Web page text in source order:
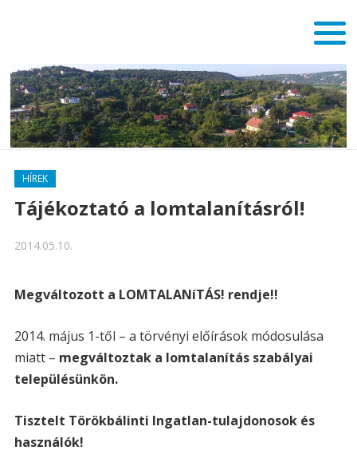
HÍREK
Tájékoztató a lomtalanításról!
2014.05.10.
Megváltozott a LOMTALANíTÁS! rendje!!
2014. május 1-től – a törvényi előírások módosulása
miatt – megváltoztak a lomtalanítás szabályai
településünkön.
Tisztelt Törökbálinti Ingatlan-tulajdonosok és
használók!